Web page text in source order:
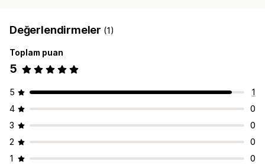
Değerlendirmeler (1)
Toplam puan
5
5
1
4
0
3
0
2
0
1
0